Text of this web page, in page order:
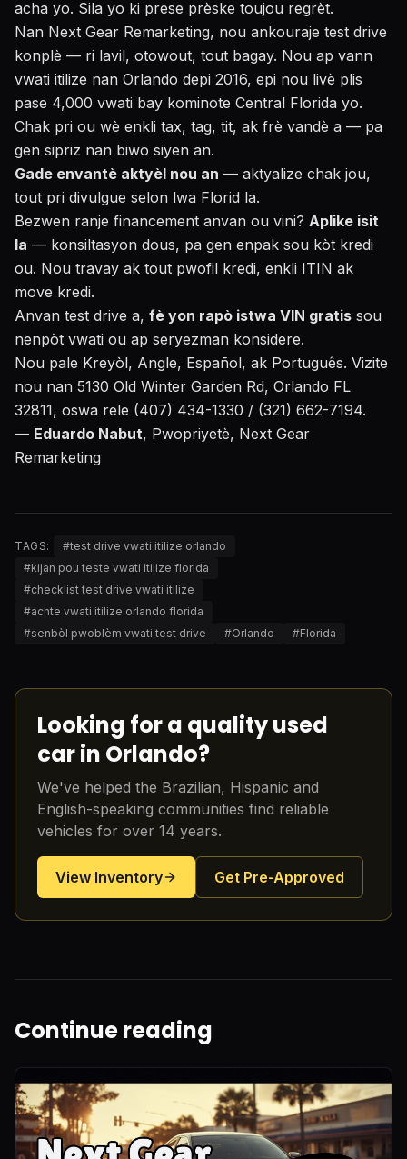
acha yo. Sila yo ki prese prèske toujou regrèt.
Nan Next Gear Remarketing, nou ankouraje test drive
konplè — ri lavil, otowout, tout bagay. Nou ap vann
vwati itilize nan Orlando depi 2016, epi nou livè plis
pase 4,000 vwati bay kominote Central Florida yo.
Chak pri ou wè enkli tax, tag, tit, ak frè vandè a — pa
gen sipriz nan biwo siyen an.
Gade envantè aktyèl nou an — aktyalize chak jou,
tout pri divulgue selon lwa Florid la.
Bezwen ranje financement anvan ou vini? Aplike isit
la — konsiltasyon dous, pa gen enpak sou kòt kredi
ou. Nou travay ak tout pwofil kredi, enkli ITIN ak
move kredi.
Anvan test drive a, fè yon rapò istwa VIN gratis sou
nenpòt vwati ou ap seryezman konsidere.
Nou pale Kreyòl, Angle, Español, ak Português. Vizite
nou nan 5130 Old Winter Garden Rd, Orlando FL
32811, oswa rele (407) 434-1330 / (321) 662-7194.
— Eduardo Nabut, Pwopriyetè, Next Gear
Remarketing
TAGS: #test drive vwati itilize orlando
#kijan pou teste vwati itilize florida
#checklist test drive vwati itilize
#achte vwati itilize orlando florida
#senbòl pwoblèm vwati test drive #Orlando #Florida
Looking for a quality used
car in Orlando?
We've helped the Brazilian, Hispanic and
English-speaking communities find reliable
vehicles for over 14 years.
View Inventory Get Pre-Approved
Continue reading